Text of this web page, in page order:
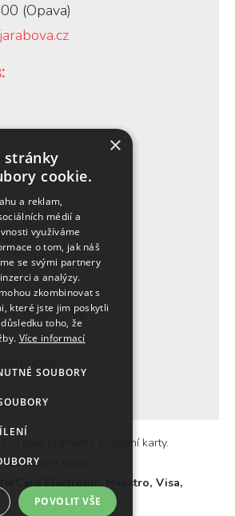
(Opava)
u nás
podmínky
údajů
také přijímáme platební karty.
karet:
Electronic, Maestro, Visa,
×
stránky
cookie.
a reklam,
médií a
využíváme
o tom, jak náš
se svými partnery
a analýzy.
zkombinovat s
které jste jim poskytli
toho, že
Více informací
SOUBORY
POVOLIT VŠE